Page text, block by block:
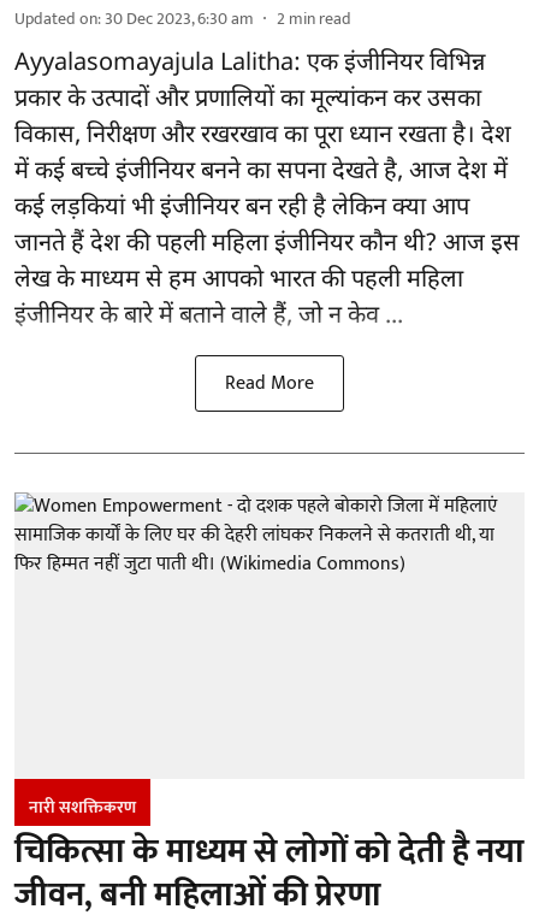
Updated on:30 Dec 2023, 6:30 am 2min read
Ayyalasomayajula Lalitha: एक इंजीनियर विभिन्न
प्रकार के उत्पादों और प्रणालियों का मूल्यांकन कर उसका
विकास, निरीक्षण और रखरखाव का पूरा ध्यान रखता है। देश
में कई बच्चे इंजीनियर बनने का सपना देखते है, आज देश में
कई लड़कियां भी इंजीनियर बन रही है लेकिन क्या आप
जानते हैं देश की पहली महिला इंजीनियर कौन थी? आज इस
लेख के माध्यम से हम आपको भारत की पहली महिला
इंजीनियर के बारे में बताने वाले हैं, जो न केव ...
Read More
नारी सशक्तिकरण
चिकित्सा के माध्यम से लोगों को देती है नया
जीवन, बनी महिलाओं की प्रेरणा